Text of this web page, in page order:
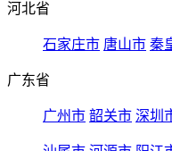
河北省
石家庄市 唐山市 秦
广东省
广州市 韶关市 深圳